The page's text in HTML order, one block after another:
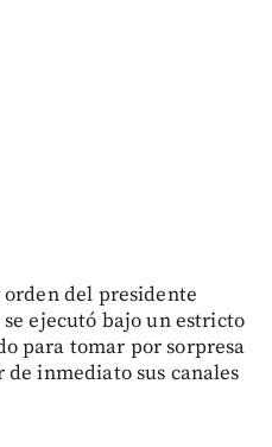
del presidente
ejecutó bajo un estricto
para tomar por sorpresa
de inmediato sus canales